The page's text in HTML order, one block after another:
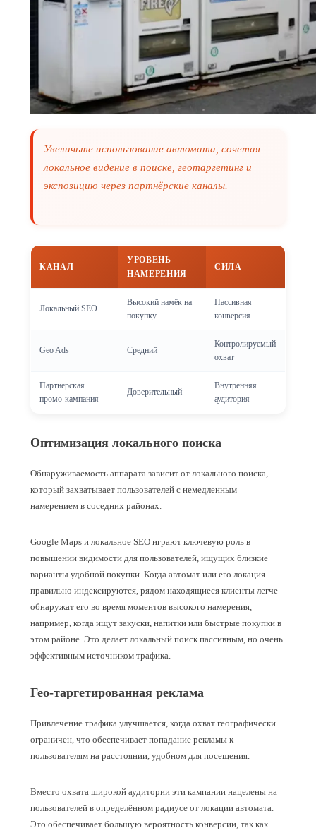
Увеличьте использование автомата, сочетая
локальное видение в поиске, геотаргетинг и
экспозицию через партнёрские каналы.
КАНАЛ
УРОВЕНЬ
НАМЕРЕНИЯ
СИЛА
Локальный SEO
Высокий намёк на
покупку
Пассивная
конверсия
Geo Ads Средний
Контролируемый
охват
Партнерская
промо‑кампания
Доверительный
Внутренняя
аудитория
Оптимизация локального поиска
Обнаруживаемость аппарата зависит от локального поиска,
который захватывает пользователей с немедленным
намерением в соседних районах.
Google Maps и локальное SEO играют ключевую роль в
повышении видимости для пользователей, ищущих близкие
варианты удобной покупки. Когда автомат или его локация
правильно индексируются, рядом находящиеся клиенты легче
обнаружат его во время моментов высокого намерения,
например, когда ищут закуски, напитки или быстрые покупки в
этом районе. Это делает локальный поиск пассивным, но очень
эффективным источником трафика.
Гео‑таргетированная реклама
Привлечение трафика улучшается, когда охват географически
ограничен, что обеспечивает попадание рекламы к
пользователям на расстоянии, удобном для посещения.
Вместо охвата широкой аудитории эти кампании нацелены на
пользователей в определённом радиусе от локации автомата.
Это обеспечивает большую вероятность конверсии, так как